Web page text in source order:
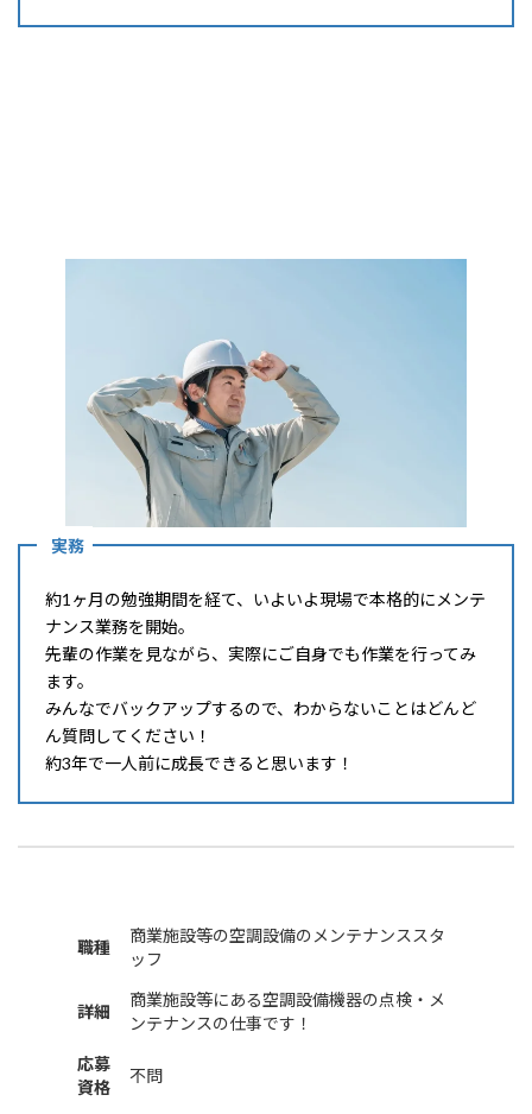
実務
約1ヶ月の勉強期間を経て、いよいよ現場で本格的にメンテ
ナンス業務を開始。
先輩の作業を見ながら、実際にご自身でも作業を行ってみ
ます。
みんなでバックアップするので、わからないことはどんど
ん質問してください！
約3年で一人前に成長できると思います！
職種
商業施設等の空調設備のメンテナンススタ
ッフ
詳細
商業施設等にある空調設備機器の点検・メ
ンテナンスの仕事です！
応募
資格
不問